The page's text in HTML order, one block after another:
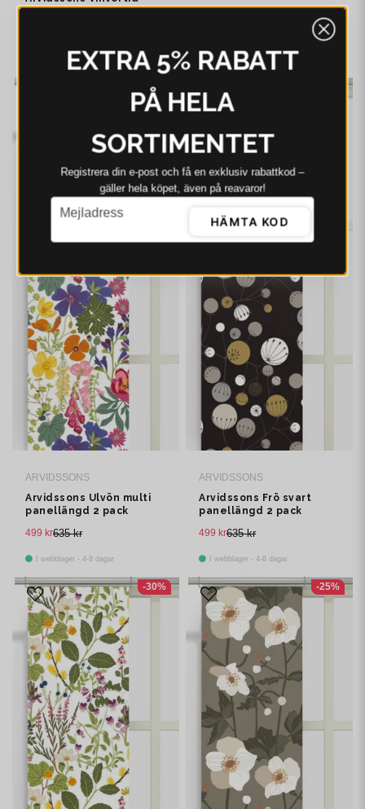
ljusblå panellängd 2
I webblager - 4-8 dagar
ARVIDSSONS
Arvidssons Ulvön multi
panellängd 2 pack
635 kr
499 kr
I webblager - 4-8 dagar
-21%
ARVIDSSONS
Arvidssons Frö svart
panellängd 2 pack
635 kr
499 kr
I webblager - 4-8 dagar
-30% -25%
EXTRA 5% RABATT
PÅ HELA
SORTIMENTET
Registrera din e‑post och få en exklusiv rabattkod –
gäller hela köpet, även på reavaror!
email
Mejladress
HÄMTA KOD